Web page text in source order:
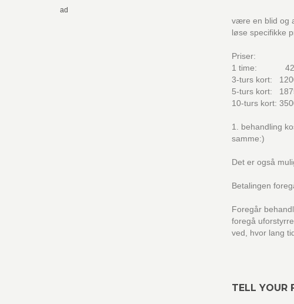
være en blid og
løse specifikke
Priser:
1 time:
3-turs kort:
5-turs kort:
10-turs kort:
1. behandling
samme:)
Det er også
Betalingen
Foregår
foregå
ved, hvor lang
TELL YOUR
ad